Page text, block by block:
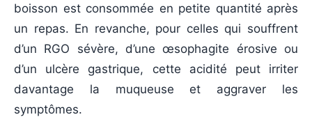
boisson est consommée en petite quantité après
un repas. En revanche, pour celles qui souffrent
d’un RGO sévère, d’une œsophagite érosive ou
d’un ulcère gastrique, cette acidité peut irriter
davantage la muqueuse et aggraver les
symptômes.